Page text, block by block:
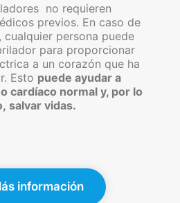
no requieren
previos. En caso de
cualquier persona puede
para proporcionar
a un corazón que ha
Esto puede ayudar a
cardíaco normal y, por lo
salvar vidas.
información